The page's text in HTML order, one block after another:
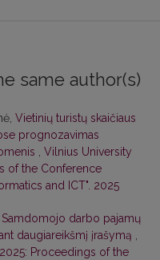
same author(s)
Vietinių turistų skaičiaus
prognozavimas
Vilnius University
of the Conference
and ICT". 2025
Samdomojo darbo pajamų
daugiareikšmį įrašymą
Proceedings of the